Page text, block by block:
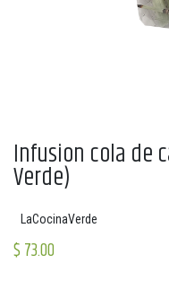
Infusion cola de
Verde)
LaCocinaVerde
$73.00